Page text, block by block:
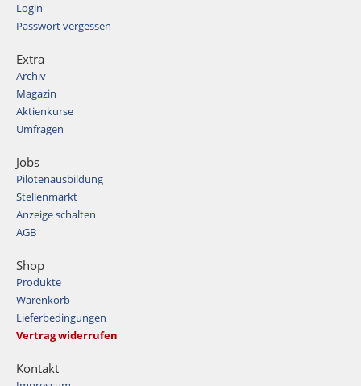
Login
Passwort vergessen
Extra
Archiv
Magazin
Aktienkurse
Umfragen
Jobs
Pilotenausbildung
Stellenmarkt
Anzeige schalten
AGB
Shop
Produkte
Warenkorb
Lieferbedingungen
Vertrag widerrufen
Kontakt